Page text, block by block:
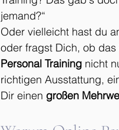
jemand?“
Oder vielleicht hast du
oder fragst Dich, ob
Personal Training nicht
richtigen Ausstattung,
Dir einen großen